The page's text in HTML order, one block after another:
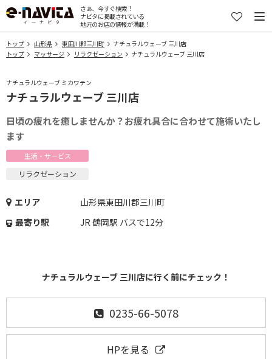
さぁ、今すぐ検索！
ナビタに掲載されている
地元のお店の情報が満載！
トップ 山形県 東田川郡三川町
ナチュラルウェーブ 三川店
トップ
マッサージ リラクゼーション ナチュラルウェーブ 三川店
ナチュラルウェーブ ミカワテン
ナチュラルウェーブ 三川店
日頃の疲れを癒しませんか？お疲れ具合に合わせて施術いたし
ます
生活・サービス
リラクゼーション
エリア
山形県東田川郡三川町
最寄り駅
JR 鶴岡駅 バスで12分
ナチュラルウェーブ 三川店に行く前にチェック！
0235-66-5078
HPを見る